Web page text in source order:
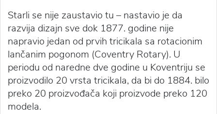
Starli se nije zaustavio tu – nastavio je da
razvija dizajn sve dok 1877. godine nije
napravio jedan od prvih tricikala sa rotacionim
lančanim pogonom (Coventry Rotary). U
periodu od naredne dve godine u Koventriju se
proizvodilo 20 vrsta tricikala, da bi do 1884. bilo
preko 20 proizvođača koji proizvode preko 120
modela.